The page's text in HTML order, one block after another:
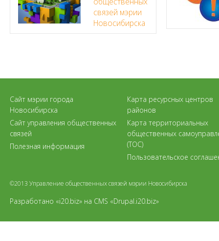
связей мэрии
Новосибирска
Сайт мэрии города
Новосибирска
Сайт управления общественных
связей
Полезная информация
Карта ресурсных центров
районов
Карта территориальных
общественных
(ТОС)
Пользовательское
©2013 Управление общественных связей мэрии Новосибирска
Разработано «i20.biz» на CMS «Drupal.i20.biz»